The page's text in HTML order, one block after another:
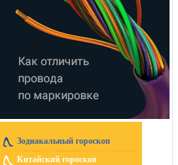
Зодиакальный гороскоп
Китайский гороскоп